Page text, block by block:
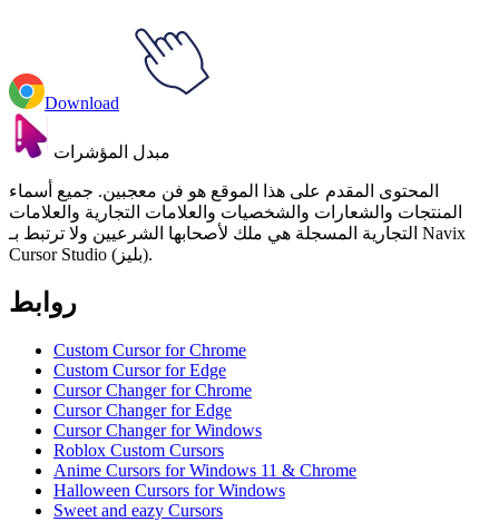
Download
مبدل المؤشرات
المحتوى المقدم على هذا الموقع هو فن معجبين. جميع أسماء
المنتجات والشعارات والشخصيات والعلامات التجارية والعلامات
التجارية المسجلة هي ملك لأصحابها الشرعيين ولا ترتبط بـ Navix
Cursor Studio (بليز).
روابط
Custom Cursor for Chrome
Custom Cursor for Edge
Cursor Changer for Chrome
Cursor Changer for Edge
Cursor Changer for Windows
Roblox Custom Cursors
Anime Cursors for Windows 11 & Chrome
Halloween Cursors for Windows
Sweet and eazy Cursors